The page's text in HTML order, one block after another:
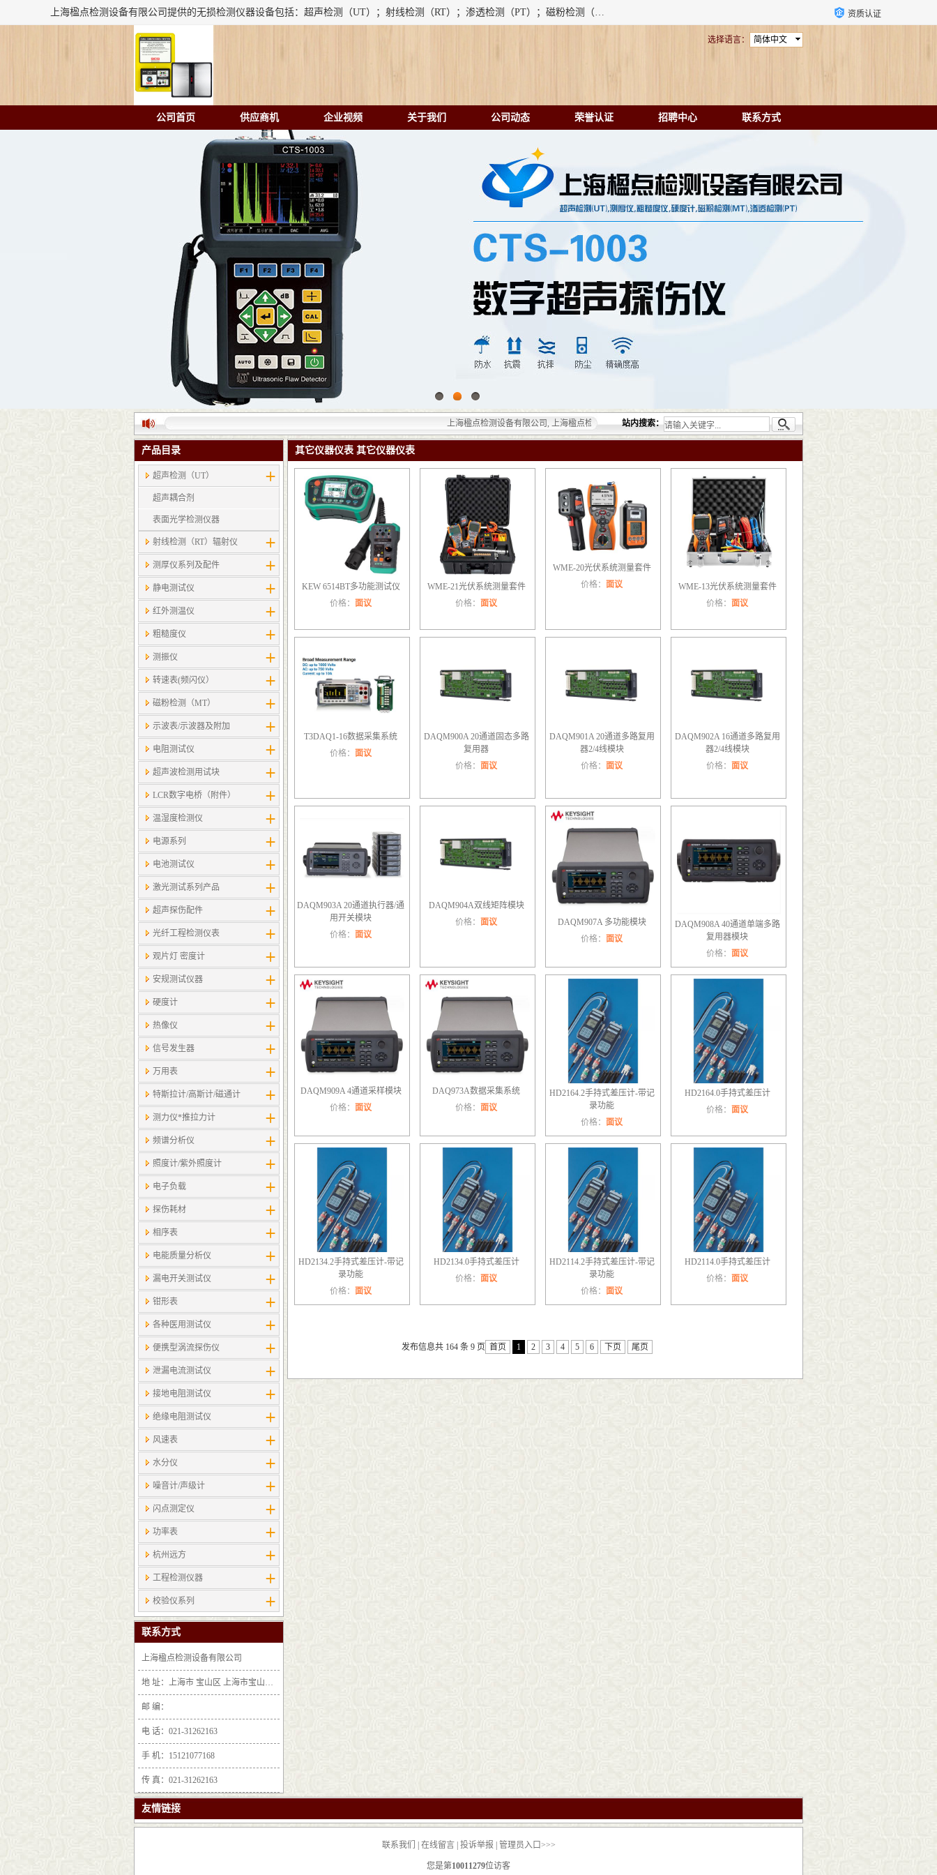
上海楹点检测设备有限公司提供的无损检测仪器设备包括：超声检测（UT）；射线检测（RT）；渗透检测（PT）；磁粉检测（MT）；涡流检测（ET）；化学用品（CH）、超声波相控阵、超声波测厚仪、超声导波、超声TOFD探伤仪、超声波探头、涡流探伤仪、涡流探头、涡流阵列、磁粉探伤机。代理以下品牌：汕超、美国GE(德国KK）、奥林巴斯（Olympus NDT）、美国磁通（Magnaflux）、DAKOTA等； 资质认证
简体中文
选择语言：
公司首页 供应商机 企业视频 关于我们 公司动态 荣誉认证 招聘中心 联系方式
上海楹点检测设备有限公司, 上海楹点检测设备有限公司提供的无损检测仪器设备包括：超声检测（UT）；射线检测（RT）；渗透检
站内搜索：
产品目录
超声检测（UT）
超声耦合剂
表面光学检测仪器
射线检测（RT）辐射仪
测厚仪系列及配件
静电测试仪
红外测温仪
粗糙度仪
测振仪
转速表(频闪仪）
磁粉检测（MT）
示波表/示波器及附加
电阻测试仪
超声波检测用试块
LCR数字电桥（附件）
温湿度检测仪
电源系列
电池测试仪
激光测试系列产品
超声探伤配件
光纤工程检测仪表
观片灯 密度计
安规测试仪器
硬度计
热像仪
信号发生器
万用表
特斯拉计/高斯计​/磁通计
测力仪*推拉力计
频谱分析仪
照度计/紫外照度计
电子负载
探伤耗材
相序表
电能质量分析仪
漏电开关测试仪
钳形表
各种医用测试仪
便携型涡流探伤仪
泄漏电流测试仪
接地电阻测试仪
绝缘电阻测试仪
风速表
水分仪
噪音计/声级计
闪点测定仪
功率表
杭州远方
工程检测仪器
校验仪系列
联系方式
上海楹点检测设备有限公司
地 址：上海市 宝山区 上海市宝山区沪太路6397号1-2层F25区1011室
邮 编：
电 话：021-31262163
手 机：15121077168
传 真：021-31262163
其它仪器仪表 其它仪器仪表
KEW 6514BT多功能测试仪
价格： 面议
WME-21光伏系统测量套件
价格： 面议
WME-20光伏系统测量套件
价格： 面议
WME-13光伏系统测量套件
价格： 面议
T3DAQ1-16数据采集系统
价格： 面议
DAQM900A 20通道固态多路
复用器
价格： 面议
DAQM901A 20通道多路复用
器2/4线模块
价格： 面议
DAQM902A 16通道多路复用
器2/4线模块
价格： 面议
DAQM903A 20通道执行器/通
用开关模块
价格： 面议
DAQM904A双线矩阵模块
价格： 面议
DAQM907A 多功能模块
价格： 面议
DAQM908A 40通道单端多路
复用器模块
价格： 面议
DAQM909A 4通道采样模块
价格： 面议
DAQ973A数据采集系统
价格： 面议
HD2164.2手持式差压计-带记
录功能
价格： 面议
HD2164.0手持式差压计
价格： 面议
HD2134.2手持式差压计-带记
录功能
价格： 面议
HD2134.0手持式差压计
价格： 面议
HD2114.2手持式差压计-带记
录功能
价格： 面议
HD2114.0手持式差压计
价格： 面议
发布信息共 164 条 9 页 首页 1 2 3 4 5 6 下页 尾页
友情链接
联系我们 在线留言| 投诉举报 管理员入口>>>
您是第10011279位访客